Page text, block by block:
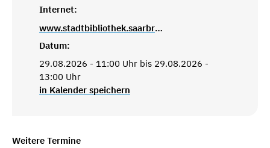
Internet:
www.stadtbibliothek.saarbruecken.de
Datum:
29.08.2026 - 11:00 Uhr bis 29.08.2026 -
13:00 Uhr
in Kalender speichern
Weitere Termine